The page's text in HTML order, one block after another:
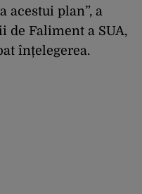
acestui plan”, a
de Faliment a SUA,
înțelegerea.